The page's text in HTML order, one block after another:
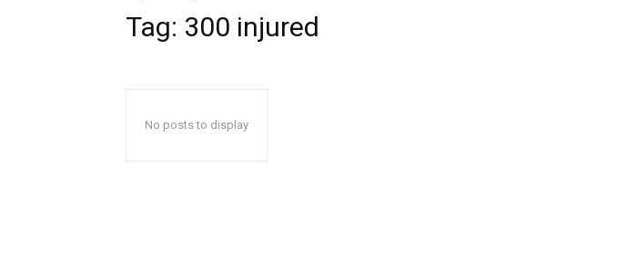
Tag: 300 injured
No posts to display